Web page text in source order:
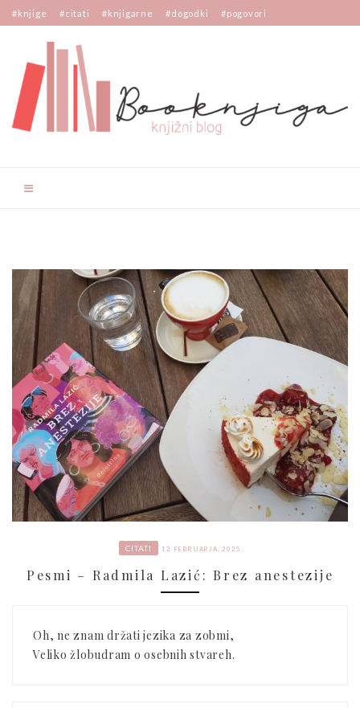
#knjige #citati #knjigarne #dogodki #pogovori
CITATI 12 FEBRUARJA, 2025
Pesmi – Radmila Lazić: Brez anestezije
Oh, ne znam držati jezika za zobmi,
Veliko žlobudram o osebnih stvareh.